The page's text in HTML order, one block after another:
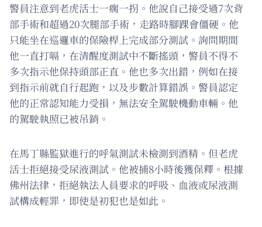
警員注意到老虎活士一瘸一拐。他說自己接受過7次背
部手術和超過20次腿部手術，走路時腳踝會僵硬。他
只能坐在巡邏車的保險桿上完成部分測試。詢問期間
他一直打嗝，在清醒度測試中不斷搖頭，警員不得不
多次指示他保持頭部正直。他也多次出錯，例如在接
到指示前就自行起跑，以及步數計算錯誤。警員認定
他的正常認知能力受損，無法安全駕駛機動車輛。他
的駕駛執照已被吊銷。
在馬丁縣監獄進行的呼氣測試未檢測到酒精。但老虎
活士拒絕接受尿液測試。他被捕8小時後獲保釋。根據
佛州法律，拒絕執法人員要求的呼吸、血液或尿液測
試構成輕罪，即使是初犯也是如此。